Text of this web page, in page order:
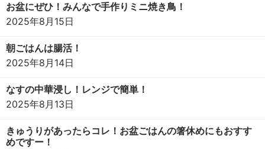
お盆にぜひ！みんなで手作りミニ焼き鳥！
2025年8月15日
朝ごはんは腸活！
2025年8月14日
なすの中華浸し！レンジで簡単！
2025年8月13日
きゅうりがあったらコレ！お盆ごはんの箸休めにもおすす
めですー！